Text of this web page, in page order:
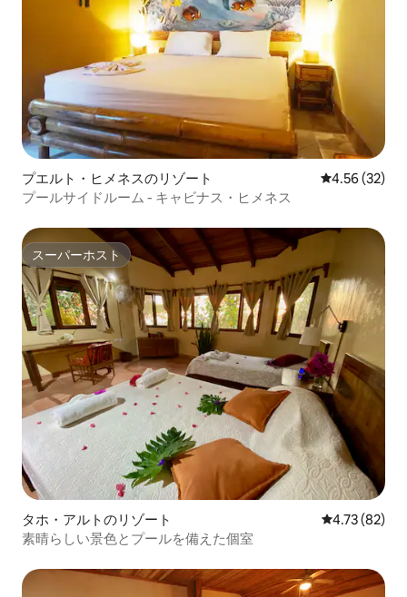
プエルト・ヒメネスのリゾート レビュー32
4.56 (32)
プールサイドルーム - キャビナス・ヒメネス
スーパーホスト
スーパーホスト
タホ・アルトのリゾート レビュー82
4.73 (82)
素晴らしい景色とプールを備えた個室